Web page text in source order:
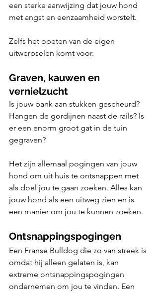
een sterke aanwijzing dat jouw hond
met angst en eenzaamheid worstelt.
Zelfs het opeten van de eigen
uitwerpselen komt voor.
Graven, kauwen en
vernielzucht
Is jouw bank aan stukken gescheurd?
Hangen de gordijnen naast de rails? Is
er een enorm groot gat in de tuin
gegraven?
Het zijn allemaal pogingen van jouw
hond om uit huis te ontsnappen met
als doel jou te gaan zoeken. Alles kan
jouw hond als een uitweg zien en is
een manier om jou te kunnen zoeken.
Ontsnappingspogingen
Een Franse Bulldog die zo van streek is
omdat hij alleen gelaten is, kan
extreme ontsnappingspogingen
ondernemen om jou te vinden. Een